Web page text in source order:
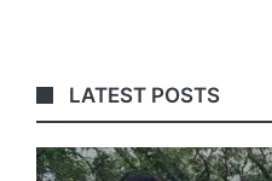
LATEST POSTS